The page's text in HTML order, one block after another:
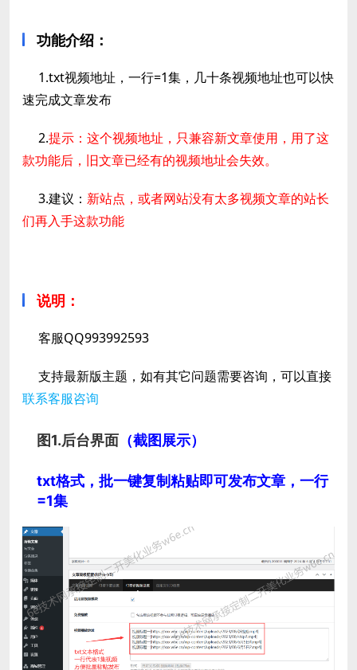
功能介绍：
1.txt视频地址，一行=1集，几十条视频地址也可以快
速完成文章发布
2.提示：这个视频地址，只兼容新文章使用，用了这
款功能后，旧文章已经有的视频地址会失效。
3.建议： 新站点，或者网站没有太多视频文章的站长
们再入手这款功能
说明：
客服QQ993992593
支持最新版主题，如有其它问题需要咨询，可以直接
联系客服咨询
图1.后台界面 （截图展示）
txt格式，批一键复制粘贴即可发布文章，一行
=1集